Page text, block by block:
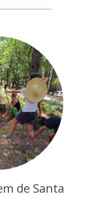
de Santa